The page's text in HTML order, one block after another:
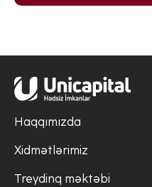
Haqqımızda
Xidmətlərimiz
Treydinq məktəbi